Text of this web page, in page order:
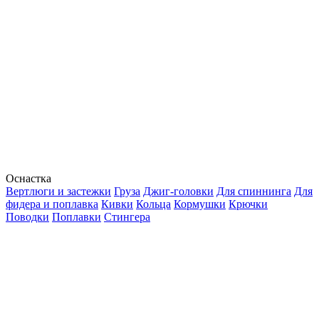
Оснастка
Вертлюги и застежки Груза Джиг-головки Для спиннинга Для
фидера и поплавка Кивки Кольца Кормушки Крючки
Поводки Поплавки Стингера